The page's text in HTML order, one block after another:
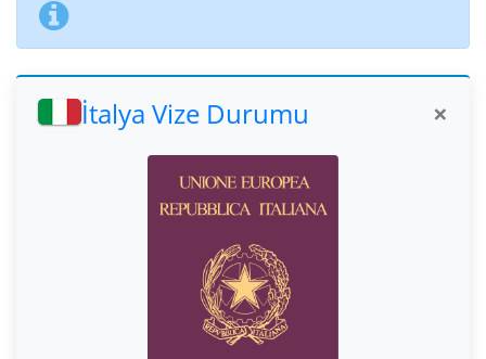
İtalya Vize Durumu ×